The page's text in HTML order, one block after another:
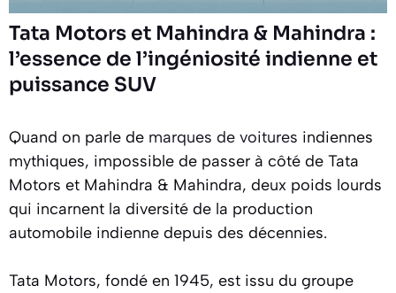
Tata Motors et Mahindra & Mahindra :
l’essence de l’ingéniosité indienne et
puissance SUV
Quand on parle de marques de voitures indiennes
mythiques, impossible de passer à côté de Tata
Motors et Mahindra & Mahindra, deux poids lourds
qui incarnent la diversité de la production
automobile indienne depuis des décennies.
Tata Motors, fondé en 1945, est issu du groupe